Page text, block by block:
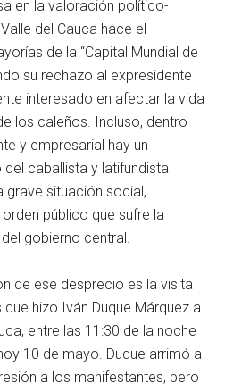
en la valoración político-
del Cauca hace el
de la “Capital Mundial de
su rechazo al expresidente
interesado en afectar la vida
los caleños. Incluso, dentro
y empresarial hay un
caballista y latifundista
grave situación social,
público que sufre la
gobierno central.
de ese desprecio es la visita
hizo Iván Duque Márquez a
entre las 11:30 de la noche
10 de mayo. Duque arrimó a
a los manifestantes, pero